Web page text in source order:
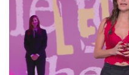
controversi e i protagonisti di
fine.